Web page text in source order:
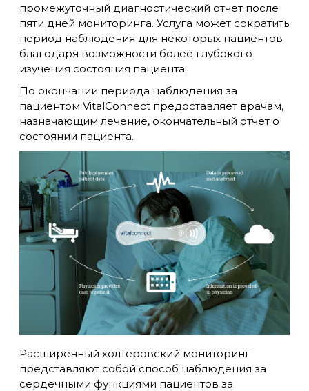
промежуточный диагностический отчет после
пяти дней мониторинга. Услуга может сократить
период наблюдения для некоторых пациентов
благодаря возможности более глубокого
изучения состояния пациента.
По окончании периода наблюдения за
пациентом VitalConnect предоставляет врачам,
назначающим лечение, окончательный отчет о
состоянии пациента.
Расширенный холтеровский мониторинг
представляют собой способ наблюдения за
сердечными функциями пациентов за